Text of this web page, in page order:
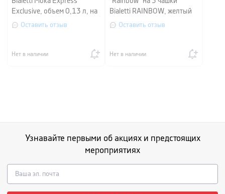
Exclusive, объем 0,13 л, на
3 чашки, бежевый
Оставить отзыв
Нет в наличии
Bialetti RAINBOW, желтый
Оставить отзыв
Нет в наличии
Узнавайте первыми об акциях и предстоящих
мероприятиях